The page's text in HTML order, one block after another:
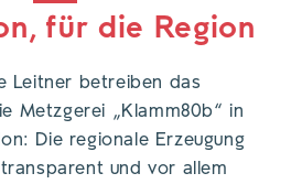
für die Region
Leitner betreiben das
Metzgerei „Klamm80b“ in
Die regionale Erzeugung
und vor allem